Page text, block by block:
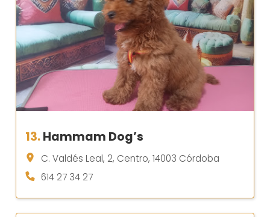
13.Hammam Dog’s
C. Valdés Leal, 2, Centro, 14003 Córdoba
614 27 34 27